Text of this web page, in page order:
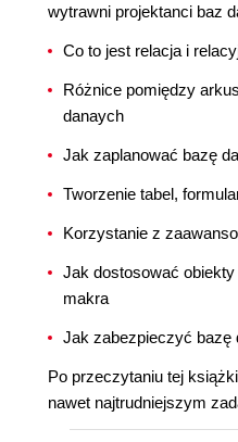
wytrawni projektanci baz
Co to jest relacja i
Różnice pomiędzy
danaych
Jak zaplanować bazę
Tworzenie tabel,
Korzystanie z
Jak dostosować
makra
Jak zabezpieczyć bazę
Po przeczytaniu tej
nawet najtrudniejszym